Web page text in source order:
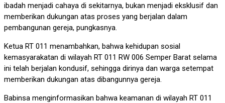
ibadah menjadi cahaya di sekitarnya, bukan menjadi eksklusif dan
memberikan dukungan atas proses yang berjalan dalam
pembangunan gereja, pungkasnya.
Ketua RT 011 menambahkan, bahwa kehidupan sosial
kemasyarakatan di wilayah RT 011 RW 006 Semper Barat selama
ini telah berjalan kondusif, sehingga dirinya dan warga setempat
memberikan dukungan atas dibangunnya gereja.
Babinsa menginformasikan bahwa keamanan di wilayah RT 011